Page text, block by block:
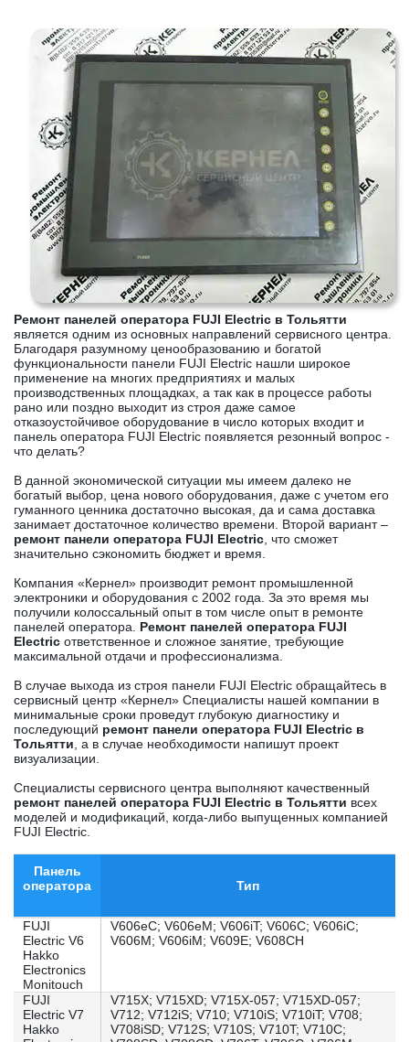
Ремонт панелей оператора FUJI Electric в Тольятти
является одним из основных направлений сервисного центра.
Благодаря разумному ценообразованию и богатой
функциональности панели FUJI Electric нашли широкое
применение на многих предприятиях и малых
производственных площадках, а так как в процессе работы
рано или поздно выходит из строя даже самое
отказоустойчивое оборудование в число которых входит и
панель оператора FUJI Electric появляется резонный вопрос -
что делать?
В данной экономической ситуации мы имеем далеко не
богатый выбор, цена нового оборудования, даже с учетом его
гуманного ценника достаточно высокая, да и сама доставка
занимает достаточное количество времени. Второй вариант –
ремонт панели оператора FUJI Electric , что сможет
значительно сэкономить бюджет и время.
Компания «Кернел» производит ремонт промышленной
электроники и оборудования с 2002 года. За это время мы
получили колоссальный опыт в том числе опыт в ремонте
панелей оператора. Ремонт панелей оператора FUJI
Electric ответственное и сложное занятие, требующие
максимальной отдачи и профессионализма.
В случае выхода из строя панели FUJI Electric обращайтесь в
сервисный центр «Кернел» Специалисты нашей компании в
минимальные сроки проведут глубокую диагностику и
последующий ремонт панели оператора FUJI Electric в
Тольятти , а в случае необходимости напишут проект
визуализации.
Специалисты сервисного центра выполняют качественный
ремонт панелей оператора FUJI Electric в Тольятти всех
моделей и модификаций, когда-либо выпущенных компанией
FUJI Electric.
Панель
оператора
Тип
FUJI
Electric V6
Hakko
Electronics
Monitouch
V606eC; V606eM; V606iT; V606C; V606iC;
V606M; V606iM; V609E; V608CH
FUJI
Electric V7
Hakko
V715X; V715XD; V715X-057; V715XD-057;
V712; V712iS; V710; V710iS; V710iT; V708;
V708iSD; V712S; V710S; V710T; V710C;